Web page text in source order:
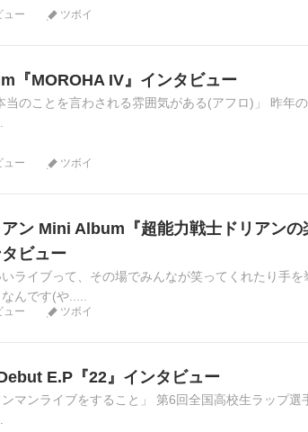
ュー ツボイ
『MOROHA IV』インタビュー
当のことを言わされる雰囲気がある(アフロ)」 昨年
ュー ツボイ
ン Mini Album『超能力戦士ドリアンの
ビュー
いライブって、その場でみんなが笑ってくれたり手
んです(や.....
ュー ツボイ
E.P『22』インタビュー
ンマンライブをすること」 第6回全国高校生ラップ